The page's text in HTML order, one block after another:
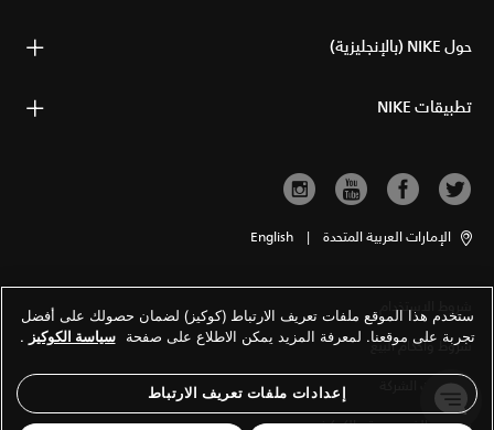
حول NIKE (بالإنجليزية)
تطبيقات NIKE
الإمارات العربية المتحدة |
English
شروط الاستخدام
شروط وأحكام البيع
معلومات الشركة
ستخدم هذا الموقع ملفات تعريف الارتباط (كوكيز) لضمان حصولك على أفضل
تجربة على موقعنا. لمعرفة المزيد يمكن الاطلاع على صفحة سياسة الكوكيز .
إعدادات ملفات تعريف الارتباط